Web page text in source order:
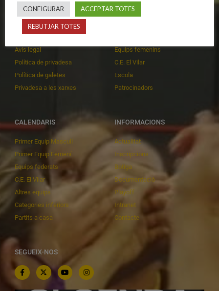
Història
Organització
Publicacions
Avís legal
Política de privadesa
Política de galetes
Privadesa a les xarxes
Primer equip masculí
Equips femenins
C.E. El Vilar
Escola
Patrocinadors
CALENDARIS
Primer Equip Masculí
Primer Equip Femení
Equips federats
C.E. El Vilar
Altres equips
Categories inferiors
Partits a casa
INFORMACIONS
Actualitat
Inscripcions
Botiga
Documentació
Playoff
Intranet
Contacte
SEGUEIX-NOS
CONFIGURAR ACCEPTAR TOTES
REBUTJAR TOTES